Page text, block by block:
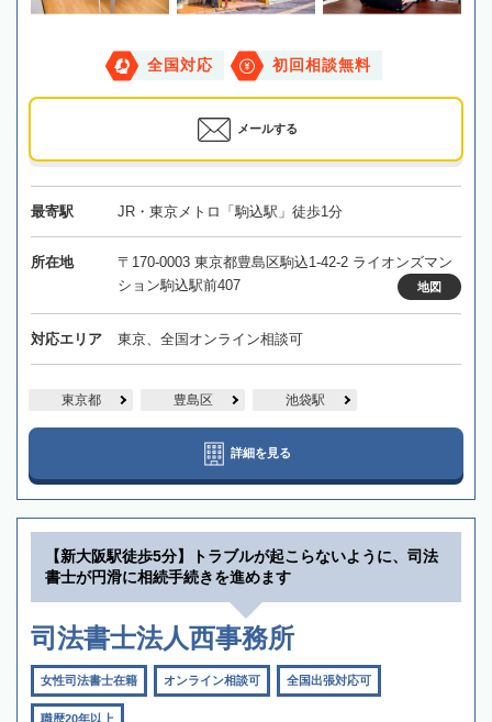
全国対応 初回相談無料
メールする
最寄駅 JR・東京メトロ「駒込駅」徒歩1分
所在地
〒170-0003 東京都豊島区駒込1-42-2 ライオンズマン
ション駒込駅前407
地図
対応エリア 東京、全国オンライン相談可
東京都 豊島区 池袋駅
詳細を見る
【新大阪駅徒歩5分】トラブルが起こらないように、司法
書士が円滑に相続手続きを進めます
司法書士法人西事務所
女性司法書士在籍 オンライン相談可 全国出張対応可
職歴20年以上